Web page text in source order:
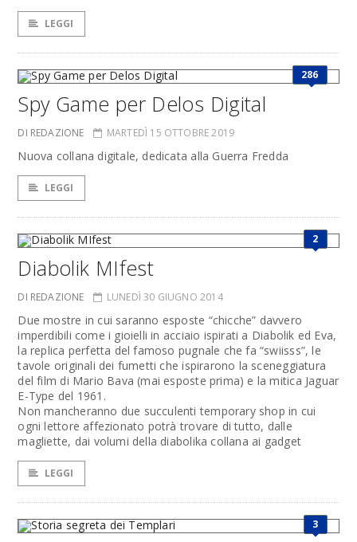
LEGGI
286
Spy Game per Delos Digital
DI REDAZIONE MARTEDÌ 15 OTTOBRE 2019
Nuova collana digitale, dedicata alla Guerra Fredda
LEGGI
2
Diabolik MIfest
DI REDAZIONE LUNEDÌ 30 GIUGNO 2014
Due mostre in cui saranno esposte “chicche” davvero
imperdibili come i gioielli in acciaio ispirati a Diabolik ed Eva,
la replica perfetta del famoso pugnale che fa “swiisss”, le
tavole originali dei fumetti che ispirarono la sceneggiatura
del film di Mario Bava (mai esposte prima) e la mitica Jaguar
E-Type del 1961.
Non mancheranno due succulenti temporary shop in cui
ogni lettore affezionato potrà trovare di tutto, dalle
magliette, dai volumi della diabolika collana ai gadget
LEGGI
3